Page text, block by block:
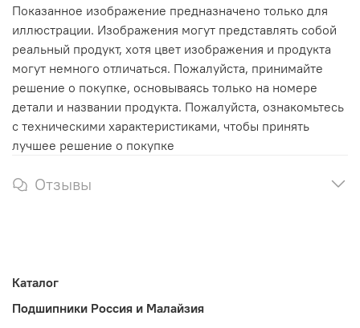
Показанное изображение предназначено только для
иллюстрации. Изображения могут представлять собой
реальный продукт, хотя цвет изображения и продукта
могут немного отличаться. Пожалуйста, принимайте
решение о покупке, основываясь только на номере
детали и названии продукта. Пожалуйста, ознакомьтесь
с техническими характеристиками, чтобы принять
лучшее решение о покупке
Отзывы
Каталог
Подшипники Россия и Малайзия